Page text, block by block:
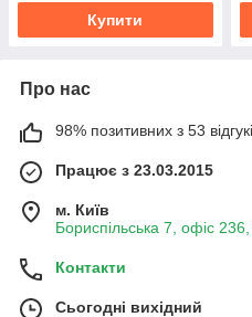
Купити
Про нас
98% позитивних з 53
Працює з 23.03.2015
м. Київ
Бориспільська 7, офіс 236,
Контакти
Сьогодні вихідний